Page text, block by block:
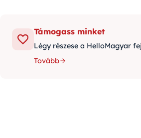
Támogass minket
Légy részese a HelloMagyar
Tovább